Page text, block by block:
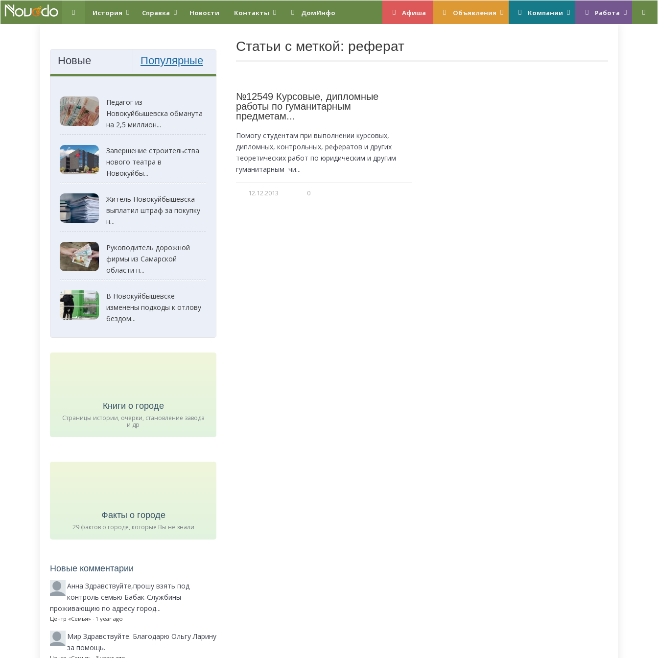
История Справка Новости Контакты Работа
Компании
Объявления
Афиша
ДомИнфо
Статьи с меткой: реферат
№12549 Курсовые, дипломные
работы по гуманитарным
предметам...
Помогу студентам при выполнении курсовых,
дипломных, контрольных, рефератов и других
теоретических работ по юридическим и другим
гуманитарным чи...
12.12.2013 0
Новые Популярные
Педагог из
Новокуйбышевска обманута
на 2,5 миллион...
Завершение строительства
нового театра в
Новокуйбы...
Житель Новокуйбышевска
выплатил штраф за покупку
н...
Руководитель дорожной
фирмы из Самарской
области п...
В Новокуйбышевске
изменены подходы к отлову
бездом...
Книги о городе
Страницы истории, очерки, становление завода
и др
Факты о городе
29 фактов о городе, которые Вы не знали
Новые комментарии
Анна Здравствуйте,прошу взять под
контроль семью Бабак-Службины
проживающию по адресу город...
Центр «Семья» · 1 year ago
Мир Здравствуйте. Благодарю Ольгу Ларину
за помощь.